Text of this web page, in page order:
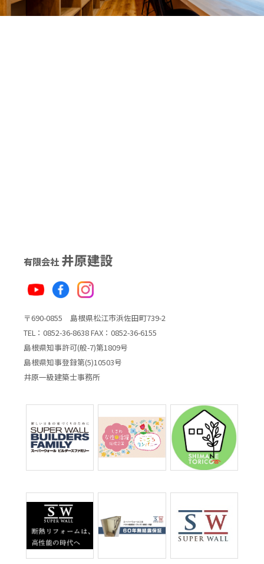
有限会社 井原建設
〒690-0855 島根県松江市浜佐田町739-2
TEL：0852-36-8638 FAX：0852-36-6155
島根県知事許可(般-7)第1809号
島根県知事登録第(5)10503号
井原一級建築士事務所